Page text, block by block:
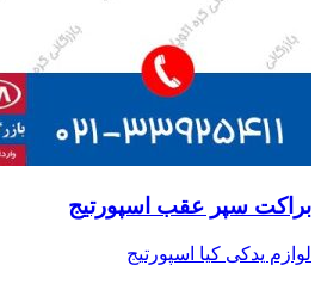
براکت سپر عقب اسپورتیج
لوازم یدکی کیا اسپورتیج